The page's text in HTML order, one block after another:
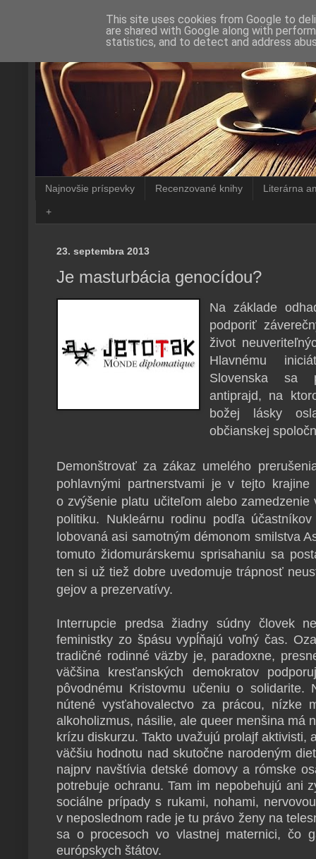
Najnovšie príspevky Recenzované knihy Literárna
+
23. septembra 2013
Je masturbácia genocídou?
Na základe
podporiť
život
Hlavnému
Slovenska sa
antiprajd, na
božej lásky
občianskej
Demonštrovať za zákaz umelého
pohlavnými partnerstvami je v tejto
o zvýšenie platu učiteľom alebo
politiku. Nukleárnu rodinu podľa
lobovaná asi samotným démonom smilstva
tomuto židomurárskemu sprisahaniu sa
ten si už tiež dobre uvedomuje trápnosť
gejov a prezervatívy.
Interrupcie predsa žiadny súdny človek
feministky zo špásu vypĺňajú voľný čas.
tradičné rodinné väzby je, paradoxne,
väčšina kresťanských demokratov
pôvodnému Kristovmu učeniu o solidarite.
nútené vysťahovalectvo za prácou, nízke
alkoholizmus, násilie, ale queer menšina má
krízu diskurzu. Takto uvažujú prolajf aktivisti,
väčšiu hodnotu nad skutočne narodeným
najprv navštívia detské domovy a rómske
potrebuje ochranu. Tam im nepobehujú ani
sociálne prípady s rukami, nohami,
v neposlednom rade je tu právo ženy na
sa o procesoch vo vlastnej maternici, čo
európskych štátov.
This site uses cookies from Google to
are shared with Google along with
statistics, and to detect and address